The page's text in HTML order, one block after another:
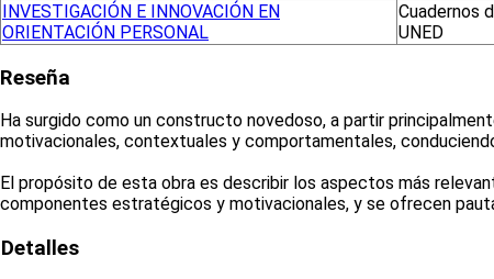
INVESTIGACIÓN E INNOVACIÓN EN
ORIENTACIÓN PERSONAL
Cuadernos
UNED
Reseña
Ha surgido como un constructo novedoso, a partir
motivacionales, contextuales y comportamentales,
El propósito de esta obra es describir los aspectos más
componentes estratégicos y motivacionales, y se ofrecen
Detalles